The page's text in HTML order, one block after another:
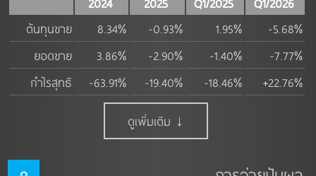
ต้นทุนขาย
8.34% -0.93% 1.95%
-5.68%
ยอดขาย
3.86% -2.90% -1.40%
-7.77%
กำไรสุทธิ
-63.91% -19.40% -18.46% +22.76%
ดูเพิ่มเติม ↓